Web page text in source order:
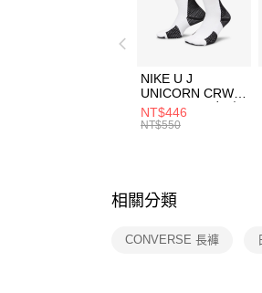
NIKE U J
UNICORN CRW
1PR -160 男女 中
統襪 FZ3393100
NT$446
NT$550
相關分類
CONVERSE 長褲